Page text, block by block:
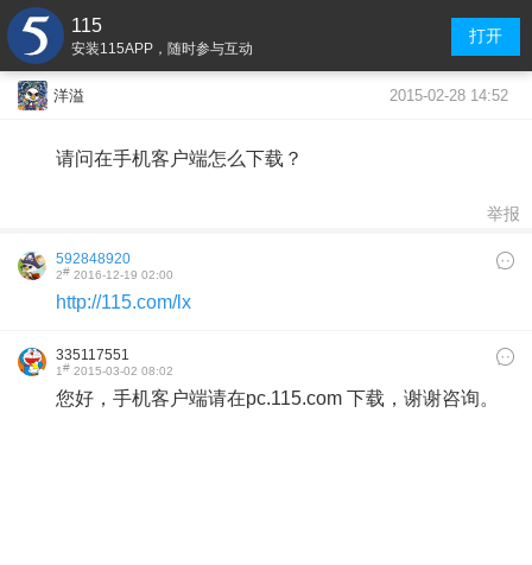
115
安装115APP，随时参与互动
打开
洋溢 2015-02-28 14:52
请问在手机客户端怎么下载？
举报
592848920
2# 2016-12-19 02:00
http://115.com/lx
335117551
1# 2015-03-02 08:02
您好，手机客户端请在pc.115.com 下载，谢谢咨询。